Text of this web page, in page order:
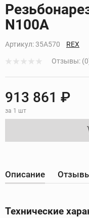
Кликните, чтобы
N100A
Артикул:35A570 REX
Отзывы:
913 861 ₽
за 1 шт
Описание
Технические